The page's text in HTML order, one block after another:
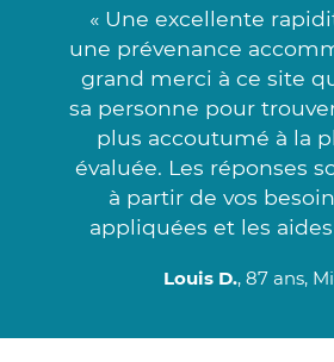
« Une excellente
une prévenance
grand merci à ce site
sa personne pour
plus accoutumé à la
évaluée. Les réponses
à partir de vos
appliquées et les
Louis D., 87 ans,